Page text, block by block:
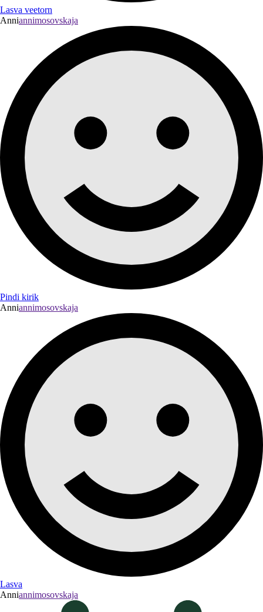
Lasva veetorn
Anniannimosovskaja
Pindi kirik
Anniannimosovskaja
Lasva
Anniannimosovskaja